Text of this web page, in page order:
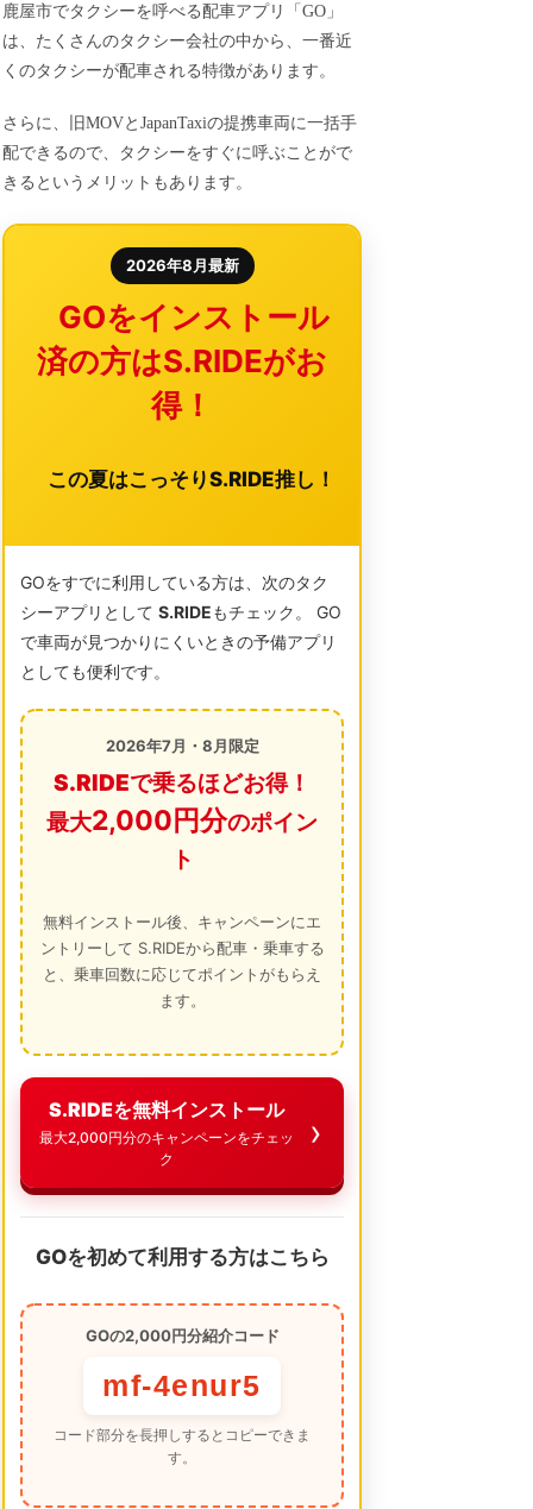
鹿屋市でタクシーを呼べる配車アプリ「GO」
は、たくさんのタクシー会社の中から、一番近
くのタクシーが配車される特徴があります。
さらに、旧MOVとJapanTaxiの提携車両に一括手
配できるので、タクシーをすぐに呼ぶことがで
きるというメリットもあります。
2026年8月最新
GOをインストール
済の方はS.RIDEがお
得！
この夏はこっそりS.RIDE推し！
GOをすでに利用している方は、次のタク
シーアプリとしてS.RIDEもチェック。 GO
で車両が見つかりにくいときの予備アプリ
としても便利です。
2026年7月・8月限定
S.RIDEで乗るほどお得！
最大2,000円分のポイン
ト
無料インストール後、キャンペーンにエ
ントリーして S.RIDEから配車・乗車する
と、乗車回数に応じてポイントがもらえ
ます。
S.RIDEを無料インストール
最大2,000円分のキャンペーンをチェッ
ク
GOを初めて利用する方はこちら
GOの2,000円分紹介コード
mf-4enur5
コード部分を長押しするとコピーできま
す。